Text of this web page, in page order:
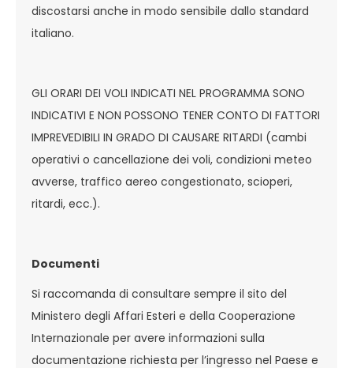
discostarsi anche in modo sensibile dallo standard
italiano.
GLI ORARI DEI VOLI INDICATI NEL PROGRAMMA SONO
INDICATIVI E NON POSSONO TENER CONTO DI FATTORI
IMPREVEDIBILI IN GRADO DI CAUSARE RITARDI (cambi
operativi o cancellazione dei voli, condizioni meteo
avverse, traffico aereo congestionato, scioperi,
ritardi, ecc.).
Documenti
Si raccomanda di consultare sempre il sito del
Ministero degli Affari Esteri e della Cooperazione
Internazionale per avere informazioni sulla
documentazione richiesta per l’ingresso nel Paese e